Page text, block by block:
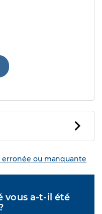
ou manquante
vous a-t-il été